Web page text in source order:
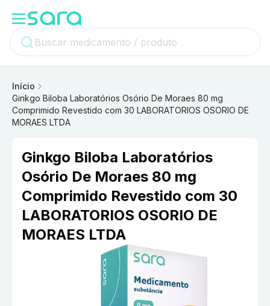
Início
Ginkgo Biloba Laboratórios Osório De Moraes 80 mg
Comprimido Revestido com 30 LABORATORIOS OSORIO DE
MORAES LTDA
Ginkgo Biloba Laboratórios
Osório De Moraes 80 mg
Comprimido Revestido com 30
LABORATORIOS OSORIO DE
MORAES LTDA